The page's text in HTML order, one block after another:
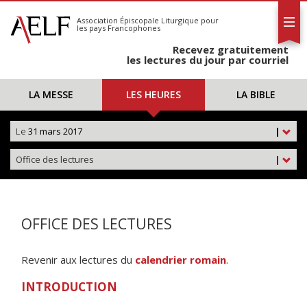
S'abonner
Calendrier
Association Épiscopale Liturgique pour
les pays Francophones
Recevez gratuitement
les lectures du jour par courriel
LA MESSE LES HEURES LA BIBLE
|
Le 31 mars 2017
|
Office des lectures
OFFICE DES LECTURES
Revenir aux lectures du calendrier romain.
INTRODUCTION